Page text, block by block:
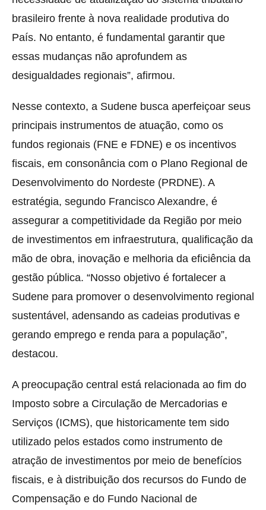
brasileiro frente à nova realidade produtiva do
País. No entanto, é fundamental garantir que
essas mudanças não aprofundem as
desigualdades regionais”, afirmou.
Nesse contexto, a Sudene busca aperfeiçoar seus
principais instrumentos de atuação, como os
fundos regionais (FNE e FDNE) e os incentivos
fiscais, em consonância com o Plano Regional de
Desenvolvimento do Nordeste (PRDNE). A
estratégia, segundo Francisco Alexandre, é
assegurar a competitividade da Região por meio
de investimentos em infraestrutura, qualificação da
mão de obra, inovação e melhoria da eficiência da
gestão pública. “Nosso objetivo é fortalecer a
Sudene para promover o desenvolvimento regional
sustentável, adensando as cadeias produtivas e
gerando emprego e renda para a população”,
destacou.
A preocupação central está relacionada ao fim do
Imposto sobre a Circulação de Mercadorias e
Serviços (ICMS), que historicamente tem sido
utilizado pelos estados como instrumento de
atração de investimentos por meio de benefícios
fiscais, e à distribuição dos recursos do Fundo de
Compensação e do Fundo Nacional de